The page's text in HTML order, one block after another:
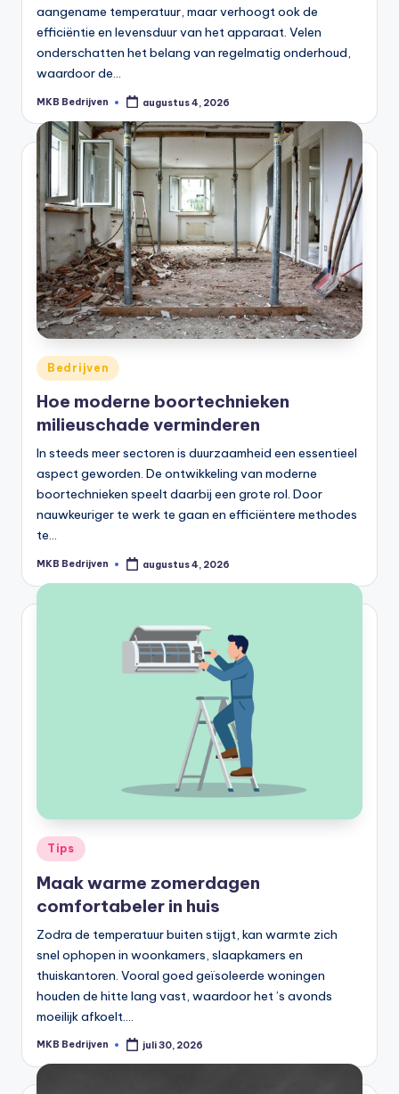
aangename temperatuur, maar verhoogt ook de
efficiëntie en levensduur van het apparaat. Velen
onderschatten het belang van regelmatig onderhoud,
waardoor de…
MKB Bedrijven augustus 4, 2026
Bedrijven
Hoe moderne boortechnieken
milieuschade verminderen
In steeds meer sectoren is duurzaamheid een essentieel
aspect geworden. De ontwikkeling van moderne
boortechnieken speelt daarbij een grote rol. Door
nauwkeuriger te werk te gaan en efficiëntere methodes
te…
MKB Bedrijven augustus 4, 2026
Tips
Maak warme zomerdagen
comfortabeler in huis
Zodra de temperatuur buiten stijgt, kan warmte zich
snel ophopen in woonkamers, slaapkamers en
thuiskantoren. Vooral goed geïsoleerde woningen
houden de hitte lang vast, waardoor het ’s avonds
moeilijk afkoelt.…
MKB Bedrijven juli 30, 2026